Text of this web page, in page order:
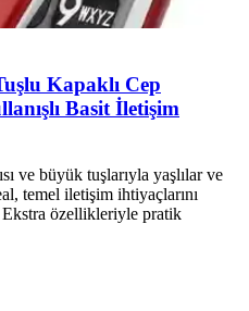
Kapaklı Cep
Basit İletişim
ve büyük tuşlarıyla yaşlılar ve
temel iletişim ihtiyaçlarını
özellikleriyle pratik